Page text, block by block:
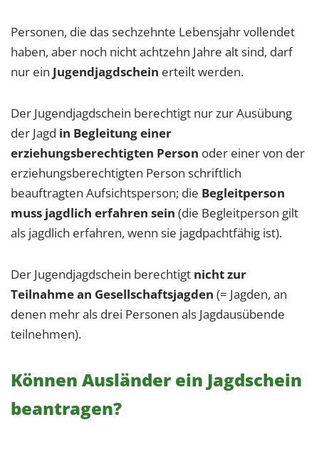
Personen, die das sechzehnte Lebensjahr vollendet
haben, aber noch nicht achtzehn Jahre alt sind, darf
nur ein Jugendjagdschein erteilt werden.
Der Jugendjagdschein berechtigt nur zur Ausübung
der Jagd in Begleitung einer
erziehungsberechtigten Person oder einer von der
erziehungsberechtigten Person schriftlich
beauftragten Aufsichtsperson; die Begleitperson
muss jagdlich erfahren sein (die Begleitperson gilt
als jagdlich erfahren, wenn sie jagdpachtfähig ist).
Der Jugendjagdschein berechtigt nicht zur
Teilnahme an Gesellschaftsjagden (= Jagden, an
denen mehr als drei Personen als Jagdausübende
teilnehmen).
Können Ausländer ein Jagdschein
beantragen?